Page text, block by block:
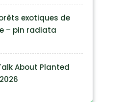
exotiques de
– pin radiata
About Planted